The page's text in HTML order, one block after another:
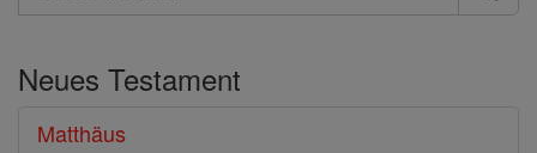
Suche
Bibel
Neues Testament
Matthäus